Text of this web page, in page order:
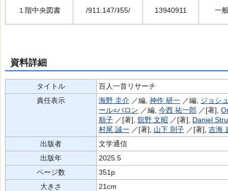
１階中央図書 /911.147/ﾈ55/ 13940911 一
資料詳細
タイトル
百人一首リサーチ
責任表示
海野 圭介 ／編, 神作 研一 ／編, ジョシ
ール=バロン ／編, 今西 祐一郎 ／[著],
順子 ／[著], 舘野 文昭 ／[著], Daniel
村尾 誠一 ／[著], 山下 則子 ／[著], 吉海
出版者
文学通信
出版年
2025.5
ページ数
351p
大きさ
21cm